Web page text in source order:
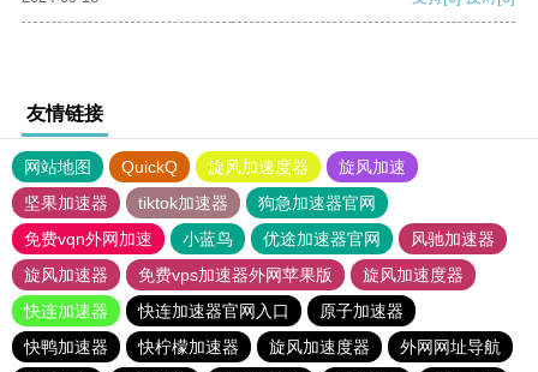
友情链接
网站地图 QuickQ 旋风加速度器
旋风加速
坚果加速器
tiktok加速器
狗急加速器官网
免费vqn外网加速
小蓝鸟 优途加速器官网
风驰加速器
旋风加速器
免费vps加速器外网苹果版
旋风加速度器
快连加速器
快连加速器官网入口
原子加速器
快鸭加速器
快柠檬加速器 旋风加速度器
外网网址导航